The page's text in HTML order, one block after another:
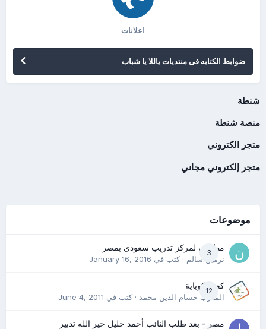
اعلانات
ضوابط الكتابه فى منتديات ياللا يا شباب
شنطة
منصة شنطة
متجر الكتروني
متجر إلكتروني مجاني
موضوعات
3
مطلوب لمركز تدريب سعودى بمصر
نرمين سالم· كتب في January 16, 2016
12
كعب كوباية
المدرب حسام الدين محمد· كتب في June 4, 2011
مصر - بعد طلب النائب أحمد خليل خير الله تدبير